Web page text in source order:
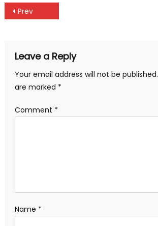
Post
Prev
Leave a Reply
Your email address will not be published.
are marked *
Comment *
Name *